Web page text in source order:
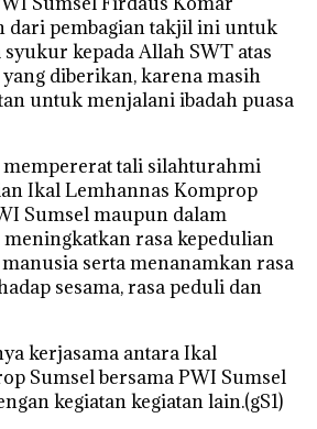
dari pembagian takjil ini untuk
kepada Allah SWT atas
diberikan, karena masih
untuk menjalani ibadah puasa
tali silahturahmi
Ikal Lemhannas Komprop
Sumsel maupun dalam
rasa kepedulian
serta menanamkan rasa
sesama, rasa peduli dan
kerjasama antara Ikal
Sumsel bersama PWI Sumsel
kegiatan kegiatan lain.(gS1)